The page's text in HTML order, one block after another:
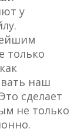
у
только
наш
сделает
не только